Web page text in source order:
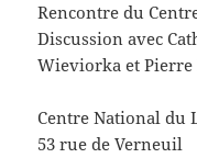
Rencontre du
Discussion avec
Wieviorka et Pierre
Centre National du
53 rue de Verneuil